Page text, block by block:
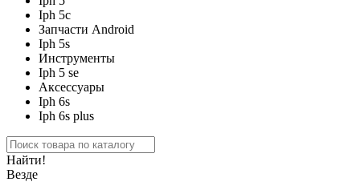
Iph 5c
Запчасти Android
Iph 5s
Инструменты
Iph 5 se
Аксессуары
Iph 6s
Iph 6s plus
Найти!
Везде